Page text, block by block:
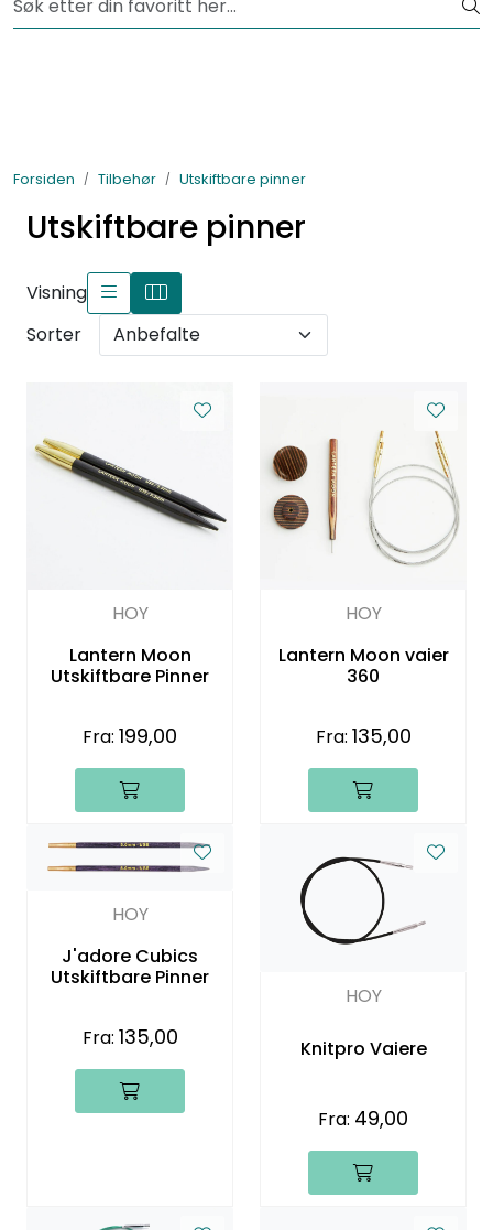
Skip to main contentFri frakt fra kr 1200,-
Forsiden Tilbehør Utskiftbare pinner
Utskiftbare pinner
Visning
Sorter
HOY
Lantern Moon
Utskiftbare Pinner
Fra: 199,00
HOY
Lantern Moon vaier
360
Fra: 135,00
HOY
J'adore Cubics
Utskiftbare Pinner
Fra: 135,00
HOY
Knitpro Vaiere
Fra: 49,00
Garn
Tilbehør
Bøker